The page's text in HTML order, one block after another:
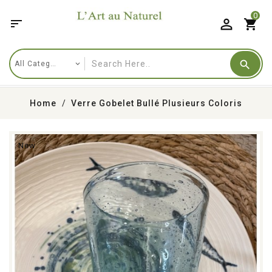
 shopping_cart
0
Home Verre Gobelet Bullé Plusieurs Coloris
New